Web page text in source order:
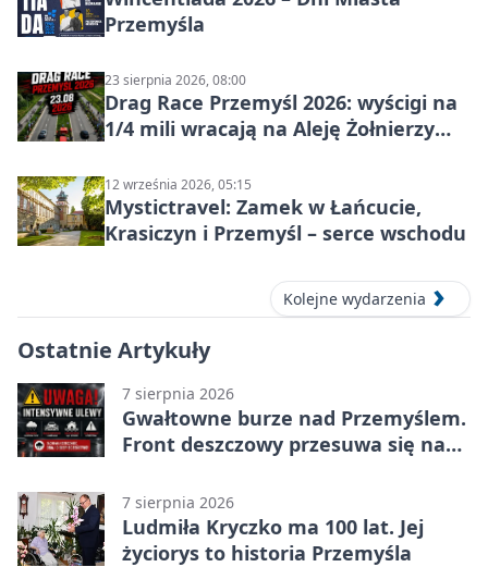
Przemyśla
23 sierpnia 2026, 08:00
Drag Race Przemyśl 2026: wyścigi na
1/4 mili wracają na Aleję Żołnierzy
12 września 2026, 05:15
Mystictravel: Zamek w Łańcucie,
Krasiczyn i Przemyśl – serce wschodu
Kolejne wydarzenia
Ostatnie Artykuły
7 sierpnia 2026
Gwałtowne burze nad Przemyślem.
Front deszczowy przesuwa się na
7 sierpnia 2026
Ludmiła Kryczko ma 100 lat. Jej
życiorys to historia Przemyśla